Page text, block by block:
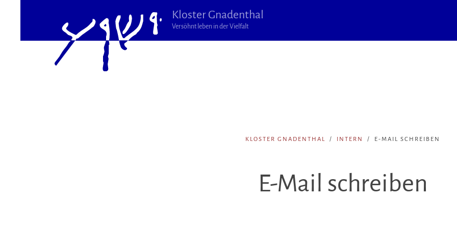
Kloster Gnadenthal
Versöhnt leben in der Vielfalt
KLOSTER GNADENTHAL INTERN E-MAIL SCHREIBEN
E-Mail schreiben